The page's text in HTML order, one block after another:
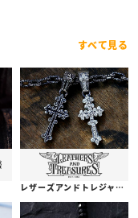
すべて見る
レザーズアンドトレジャーズ